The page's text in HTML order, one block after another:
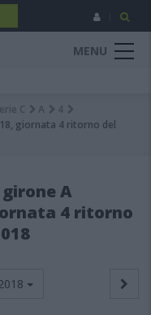
MENU
C A
4
giornata 4 ritorno del
A
4 ritorno